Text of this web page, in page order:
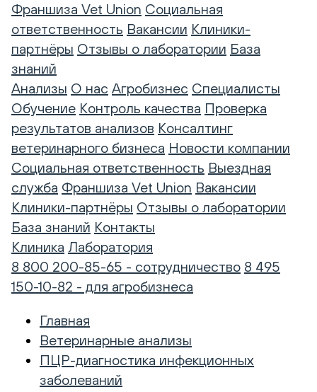
Франшиза Vet Union Социальная
ответственность Вакансии Клиники-
партнёры Отзывы о лаборатории База
знаний
Анализы О нас Агробизнес Специалисты
Обучение Контроль качества Проверка
результатов анализов Консалтинг
ветеринарного бизнеса Новости компании
Социальная ответственность Выездная
служба Франшиза Vet Union Вакансии
Клиники-партнёры Отзывы о лаборатории
База знаний Контакты
Клиника Лаборатория
8 800 200-85-65 - сотрудничество 8 495
150-10-82 - для агробизнеса
Главная
Ветеринарные анализы
ПЦР-диагностика инфекционных
заболеваний